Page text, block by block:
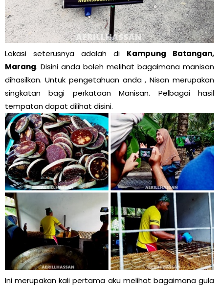
Lokasi seterusnya adalah di Kampung Batangan,
Marang. Disini anda boleh melihat bagaimana manisan
dihasilkan. Untuk pengetahuan anda , Nisan merupakan
singkatan bagi perkataan Manisan. Pelbagai hasil
tempatan dapat dilihat disini.
Ini merupakan kali pertama aku melihat bagaimana gula